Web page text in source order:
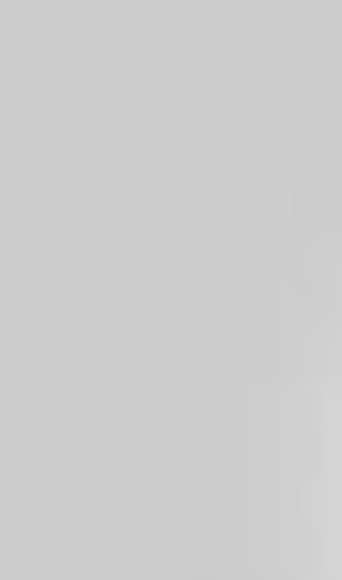
Frais cachés et
facturation
cas typique ? La
inspection externe effectuée